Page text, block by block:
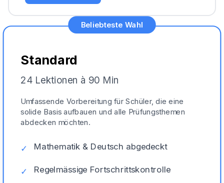
Beliebteste Wahl
Standard
24 Lektionen à 90 Min
Umfassende Vorbereitung für Schüler, die eine
solide Basis aufbauen und alle Prüfungsthemen
abdecken möchten.
✓ Mathematik & Deutsch abgedeckt
✓ Regelmässige Fortschrittskontrolle